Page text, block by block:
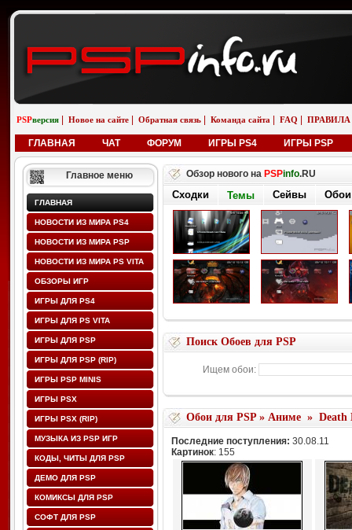
PSPверсия Новое на сайте Обратная связь Команда сайта FAQ ПРАВИЛА
ГЛАВНАЯ ЧАТ ФОРУМ ИГРЫ PS4 ИГРЫ PSP
Главное меню
ГЛАВНАЯ
НОВОСТИ ИЗ МИРА PS4
НОВОСТИ ИЗ МИРА PSP
НОВОСТИ ИЗ МИРА PS VITA
ОБЗОРЫ ИГР
ИГРЫ ДЛЯ PS4
ИГРЫ ДЛЯ PS VITA
ИГРЫ ДЛЯ PSP
ИГРЫ ДЛЯ PSP (RIP)
ИГРЫ PSP MINIS
ИГРЫ PSX
ИГРЫ PSX (RIP)
МУЗЫКА ИЗ PSP ИГР
КОДЫ, ЧИТЫ ДЛЯ PSP
ДЕМО ДЛЯ PSP
КОМИКСЫ ДЛЯ PSP
СОФТ ДЛЯ PSP
Обзор нового на PSPinfo.RU
Сходки Темы Сейвы Обои
Поиск Обоев для PSP
Ищем обои:
Обои для PSP» Аниме» Death
Последние поступления: 30.08.11
Картинок: 155